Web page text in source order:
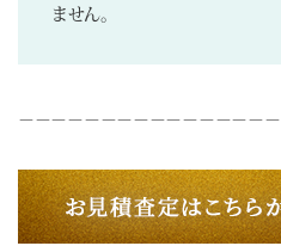
ません。
－－－－－－－－－－－－－－－－